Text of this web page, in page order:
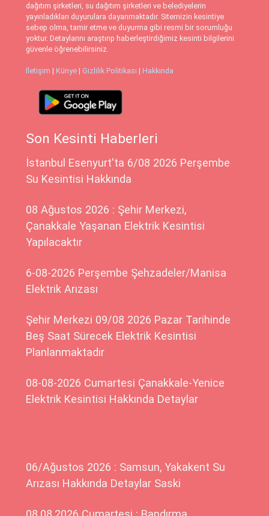
dağıtım şirketleri, su dağıtım şirketleri ve belediyelerin
yayınladıkları duyurulara dayanmaktadır. Sitemizin kesintiye
sebep olma, tamir etme ve duyurma gibi resmi bir sorumluğu
yoktur. Detaylarını araştırıp haberleştirdiğimiz kesinti bilgilerini
güvenle öğrenebilirsiniz.
İletişim | Künye | Gizlilik Politikası | Hakkında
Son Kesinti Haberleri
İstanbul Esenyurt'ta 6/08 2026 Perşembe
Su Kesintisi Hakkında
08 Ağustos 2026 : Şehir Merkezi,
Çanakkale Yaşanan Elektrik Kesintisi
Yapılacaktır
6-08-2026 Perşembe Şehzadeler/Manisa
Elektrik Arızası
Şehir Merkezi 09/08 2026 Pazar Tarihinde
Beş Saat Sürecek Elektrik Kesintisi
Planlanmaktadır
08-08-2026 Cumartesi Çanakkale-Yenice
Elektrik Kesintisi Hakkında Detaylar
06/Ağustos 2026 : Samsun, Yakakent Su
Arızası Hakkında Detaylar Saski